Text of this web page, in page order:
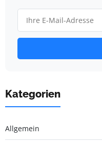
Kategorien
Allgemein